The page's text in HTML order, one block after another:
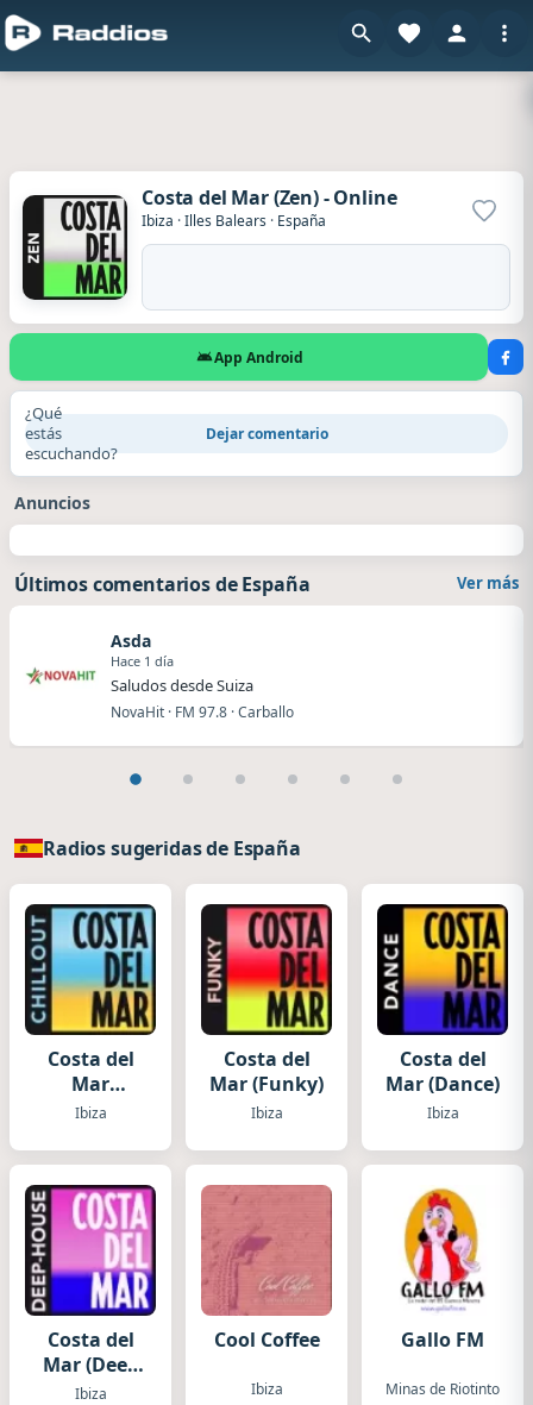
Costa del Mar (Zen) - Online
Ibiza ·Illes Balears · España
App Android
¿Qué
estás
escuchando?
Dejar comentario
Anuncios
Últimos comentarios de España Ver más
Asda
Hace 1 día
Saludos desde Suiza
NovaHit · FM 97.8 · Carballo
Radios sugeridas de España
Costa del
Mar
(Chillout)
Ibiza
Costa del
Mar (Funky)
Ibiza
Costa del
Mar (Dance)
Ibiza
Costa del
Mar (Deep
House)
Ibiza
Cool Coffee
Ibiza
Gallo FM
Minas de Riotinto